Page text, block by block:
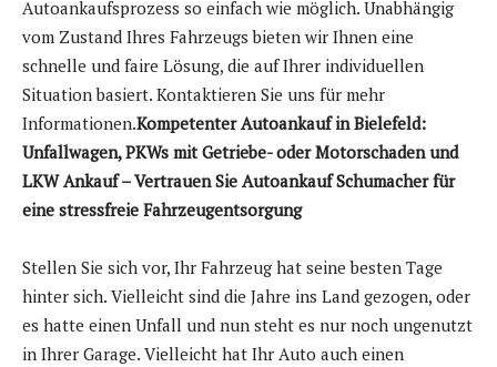
Autoankaufsprozess so einfach wie möglich. Unabhängig
vom Zustand Ihres Fahrzeugs bieten wir Ihnen eine
schnelle und faire Lösung, die auf Ihrer individuellen
Situation basiert. Kontaktieren Sie uns für mehr
Informationen.Kompetenter Autoankauf in Bielefeld:
Unfallwagen, PKWs mit Getriebe- oder Motorschaden und
LKW Ankauf – Vertrauen Sie Autoankauf Schumacher für
eine stressfreie Fahrzeugentsorgung
Stellen Sie sich vor, Ihr Fahrzeug hat seine besten Tage
hinter sich. Vielleicht sind die Jahre ins Land gezogen, oder
es hatte einen Unfall und nun steht es nur noch ungenutzt
in Ihrer Garage. Vielleicht hat Ihr Auto auch einen